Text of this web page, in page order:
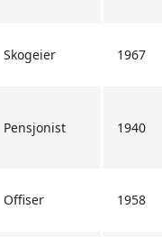
Skogeier 1967
Pensjonist 1940
Offiser 1958